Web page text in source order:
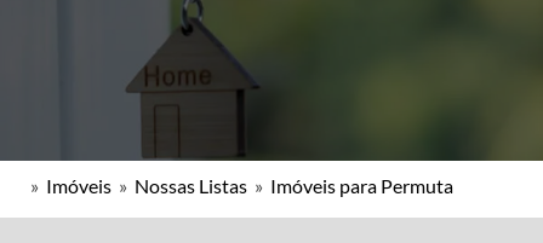
» Imóveis » Nossas Listas » Imóveis para Permuta